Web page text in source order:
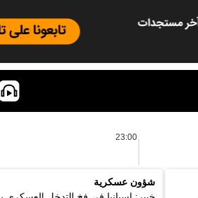
23:00
شؤون عسكرية